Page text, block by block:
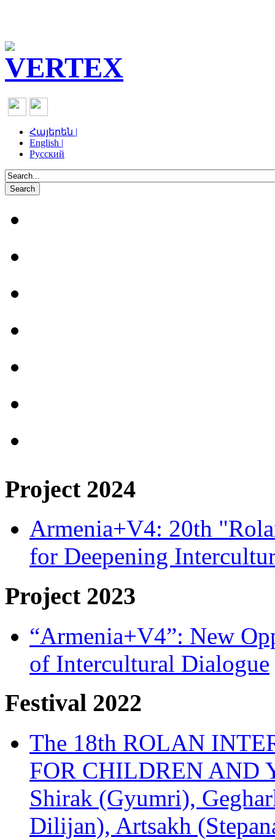
Հայերեն |
English |
Русский
Project 2024
Armenia+V4: 20th
for Deepening
Project 2023
“Armenia+V4”: New
of Intercultural Dialogue
Festival 2022
The 18th ROLAN
FOR CHILDREN AND
Shirak (Gyumri),
Dilijan), Artsakh